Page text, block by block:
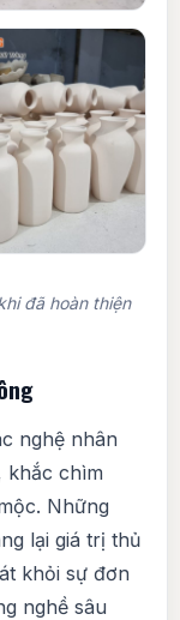
đã hoàn thiện
nghệ nhân
khắc chìm
Những
lại giá trị thủ
khỏi sự đơn
nghề sâu